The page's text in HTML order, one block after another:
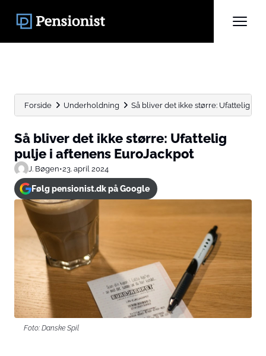
Forside Underholdning Så bliver det ikke større: Ufattelig
Så bliver det ikke større: Ufattelig
pulje i aftenens EuroJackpot
J. Bøgen•23. april 2024
Følg pensionist.dk på Google
Foto: Danske Spil